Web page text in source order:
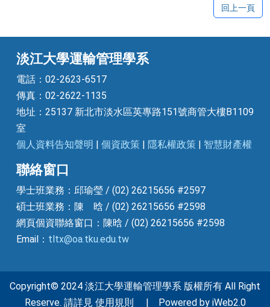
回上一頁
淡江大學運輸管理學系
電話：02-2623-6517
傳真：02-2622-1135
地址：25137 新北市淡水區英專路151號商管大樓B1109
室
個人資料告知聲明 | 個資政策 | 隱私權政策 | 智慧財產權
聯絡窗口
學士班業務：邱瑜瑩 / (02) 26215656 #2597
碩士班業務：陳 晗 / (02) 26215656 #2598
網頁個資聯絡窗口：陳晗 / (02) 26215656 #2598
Email： tltx@oa.tku.edu.tw
Copyright© 2024 淡江大學運輸管理學系 版權所有 All Right
Reserve. 請詳見 使用規則 | Powered by iWeb2.0